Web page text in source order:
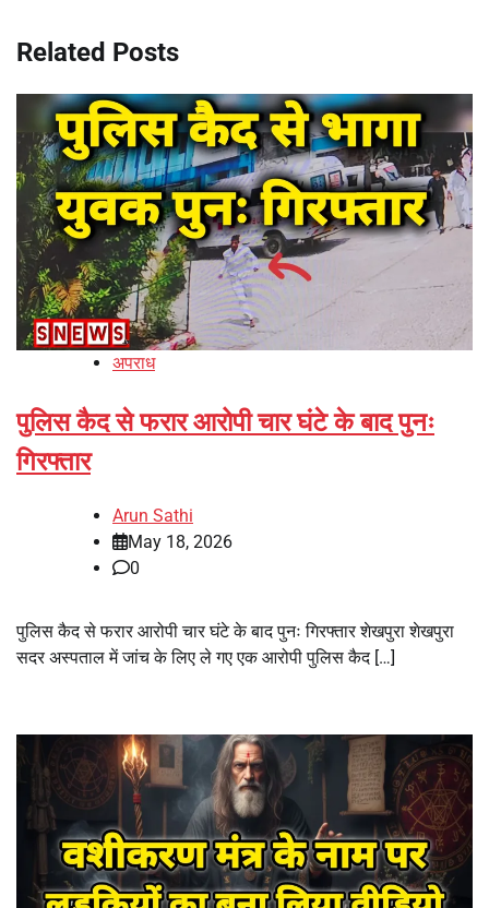
Related Posts
अपराध
पुलिस कैद से फरार आरोपी चार घंटे के बाद पुनः
गिरफ्तार
Arun Sathi
May 18, 2026
0
पुलिस कैद से फरार आरोपी चार घंटे के बाद पुनः गिरफ्तार शेखपुरा शेखपुरा
सदर अस्पताल में जांच के लिए ले गए एक आरोपी पुलिस कैद […]